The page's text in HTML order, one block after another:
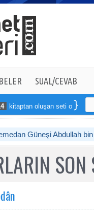
SUAL/CEVAB
oluşan seti online sipariş
Güneşi Abdullah
SON